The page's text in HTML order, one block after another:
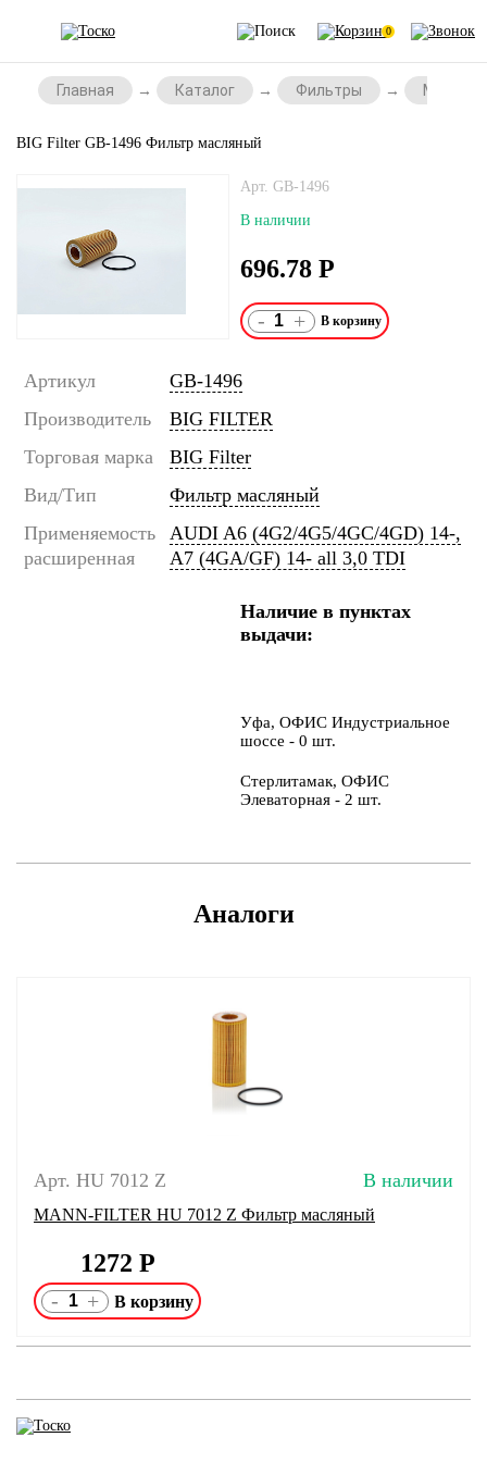
0
Главная Каталог Фильтры
BIG Filter GB-1496 Фильтр масляный
Арт. GB-1496
В наличии
696.78 Р
- +
Артикул
GB-1496
Производитель
BIG FILTER
Торговая марка
BIG Filter
Вид/Тип
Фильтр масляный
Применяемость
расширенная
AUDI A6 (4G2/4G5/4GC/4GD) 14-,
A7 (4GA/GF) 14- all 3,0 TDI
Наличие в пунктах
выдачи:
Уфа, ОФИС Индустриальное
шоссе - 0 шт.
Стерлитамак, ОФИС
Элеваторная - 2 шт.
Аналоги
Арт. HU 7012 Z В наличии
MANN-FILTER HU 7012 Z Фильтр масляный
1272 Р
- +